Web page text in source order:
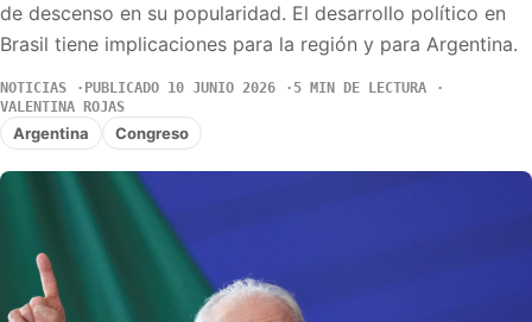
de descenso en su popularidad. El desarrollo político en
Brasil tiene implicaciones para la región y para Argentina.
NOTICIAS PUBLICADO 10 JUNIO 2026
5 MIN DE LECTURA
VALENTINA ROJAS
Argentina Congreso